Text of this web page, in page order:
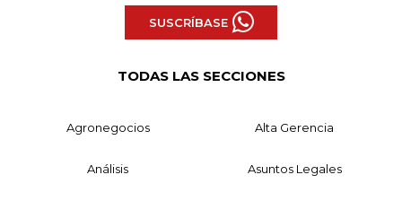
SUSCRÍBASE
TODAS LAS SECCIONES
Agronegocios Alta Gerencia
Análisis Asuntos Legales